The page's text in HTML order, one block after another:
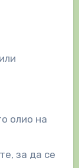
олио на
за да се